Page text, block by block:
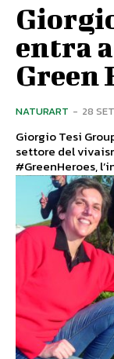
entra
Green
NATURART - 28
Giorgio Tesi
settore del
#GreenHeroes,